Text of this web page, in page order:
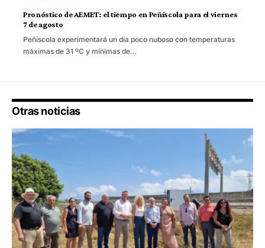
Pronóstico de AEMET: el tiempo en Peñíscola para el viernes
7 de agosto
Peñíscola experimentará un día poco nuboso con temperaturas
máximas de 31 ºC y mínimas de…
Otras noticias